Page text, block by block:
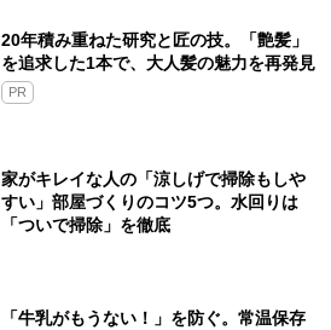
20年積み重ねた研究と匠の技。「艶髪」
を追求した1本で、大人髪の魅力を再発見
PR
家がキレイな人の「涼しげで掃除もしや
すい」部屋づくりのコツ5つ。水回りは
「ついで掃除」を徹底
「牛乳がもうない！」を防ぐ。常温保存